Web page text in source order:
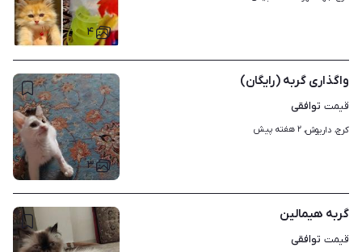
۴
۳
واگذاری گربه (️️رایگان️️)
قیمت توافقی
کرج، داریوش، ۲ هفته پیش
گربه هیمالین
قیمت توافقی